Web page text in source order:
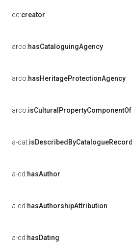
dc:creator
arco:hasCataloguingAgency
arco:hasHeritageProtectionAgency
arco:isCulturalPropertyComponentOf
a-cat:isDescribedByCatalogueRecord
a-cd:hasAuthor
a-cd:hasAuthorshipAttribution
a-cd:hasDating